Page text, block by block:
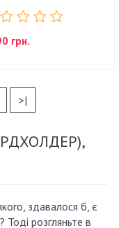
грн.
>|
здавалося б, є
розгляньте в